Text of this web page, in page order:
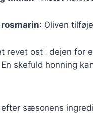
rosmarin: Oliven
revet ost i dejen for
En skefuld honning
sæsonens